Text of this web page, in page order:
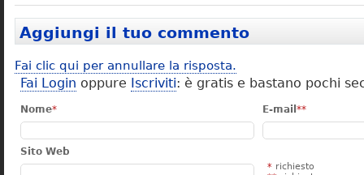
Aggiungi il tuo commento
Fai clic qui per annullare la risposta.
Fai Login oppure Iscriviti: è gratis e bastano pochi
Nome* E-mail **
Sito Web
* richiesto